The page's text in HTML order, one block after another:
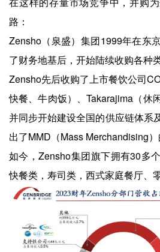
路：
Zensho（泉盛）集团1999年在东
了财务地基后，开始陆续收购各种
Zensho先后收购了上市餐饮公司
快餐、牛肉饭）、Takarajima（休
并同步开始建设全国的供应链体系
出了MMD（Mass Merchandising）
如今，Zensho集团旗下拥有30多
快餐类，寿司类，西式家庭餐厅、